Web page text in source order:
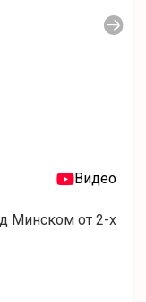
Видео
Минском от 2-х